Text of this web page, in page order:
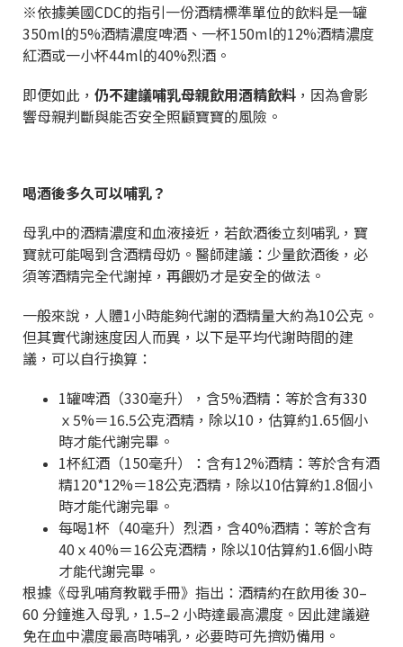
※依據美國CDC的指引一份酒精標準單位的飲料是一罐
350ml的5%酒精濃度啤酒、一杯150ml的12%酒精濃度
紅酒或一小杯44ml的40%烈酒。
即便如此， 仍不建議哺乳母親飲用酒精飲料 ，因為會影
響母親判斷與能否安全照顧寶寶的風險。
喝酒後多久可以哺乳？
母乳中的酒精濃度和血液接近，若飲酒後立刻哺乳，寶
寶就可能喝到含酒精母奶。醫師建議：少量飲酒後，必
須等酒精完全代謝掉，再餵奶才是安全的做法。
一般來說，人體1小時能夠代謝的酒精量大約為10公克。
但其實代謝速度因人而異，以下是平均代謝時間的建
議，可以自行換算：
1罐啤酒（330毫升），含5%酒精：等於含有330
ｘ5%＝16.5公克酒精，除以10，估算約1.65個小
時才能代謝完畢。
1杯紅酒（150毫升）：含有12%酒精：等於含有酒
精120*12%＝18公克酒精，除以10估算約1.8個小
時才能代謝完畢。
每喝1杯（40毫升）烈酒，含40%酒精：等於含有
40ｘ40%＝16公克酒精，除以10估算約1.6個小時
才能代謝完畢。
根據《母乳哺育教戰手冊》指出：酒精約在飲用後 30–
60 分鐘進入母乳，1.5–2 小時達最高濃度。因此建議避
免在血中濃度最高時哺乳，必要時可先擠奶備用。